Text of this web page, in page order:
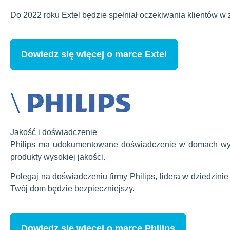
Do 2022 roku Extel będzie spełniał oczekiwania klientów
Dowiedz się więcej o marce Extel
\
Jakość i doświadczenie
Philips ma udokumentowane doświadczenie w domach
produkty wysokiej jakości.
Polegaj na doświadczeniu firmy Philips, lidera w
Twój dom będzie bezpieczniejszy.